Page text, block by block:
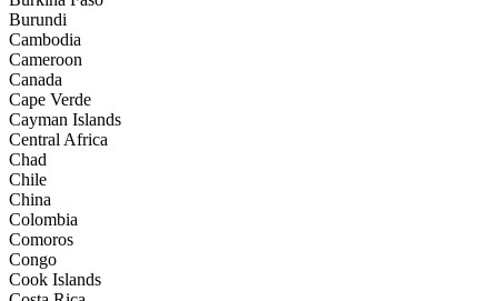
Burundi
Cambodia
Cameroon
Canada
Cape Verde
Cayman Islands
Central Africa
Chad
Chile
China
Colombia
Comoros
Congo
Cook Islands